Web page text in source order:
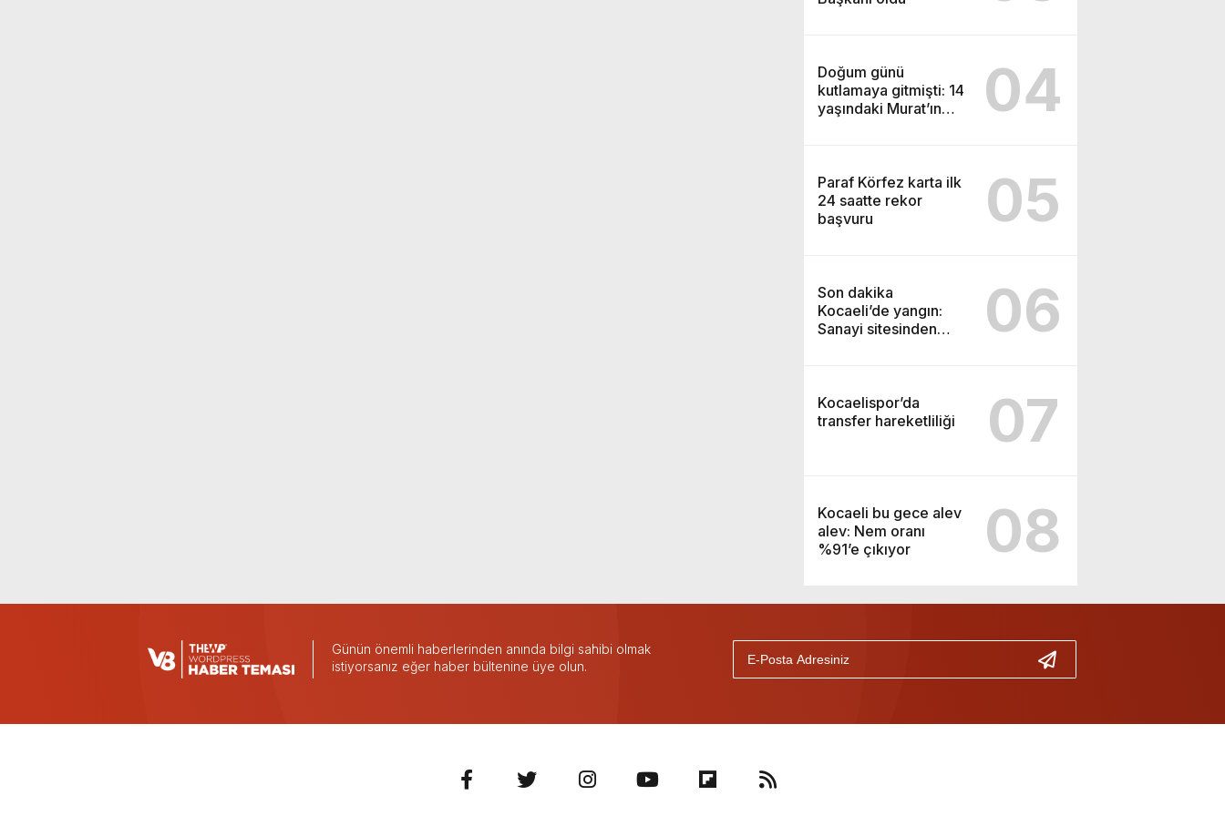
Doğum günü
kutlamaya gitmişti: 14
yaşındaki Murat’ın
04
Paraf Körfez karta ilk
24 saatte rekor
başvuru
05
Son dakika
Kocaeli’de yangın:
Sanayi sitesinden
06
Kocaelispor’da
transfer hareketliliği
07
Kocaeli bu gece alev
alev: Nem oranı
%91’e çıkıyor
08
Günün önemli haberlerinden anında bilgi sahibi olmak
istiyorsanız eğer haber bültenine üye olun.